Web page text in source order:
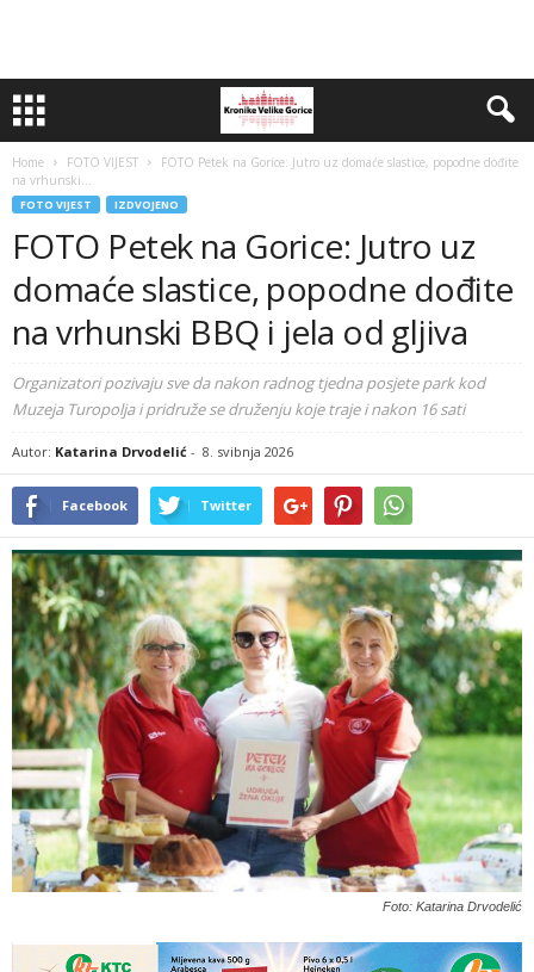
Home FOTO VIJEST
FOTO Petek na Gorice: Jutro uz domaće slastice, popodne dođite
na vrhunski...
FOTO VIJEST IZDVOJENO
FOTO Petek na Gorice: Jutro uz
domaće slastice, popodne dođite
na vrhunski BBQ i jela od gljiva
Organizatori pozivaju sve da nakon radnog tjedna posjete park kod
Muzeja Turopolja i pridruže se druženju koje traje i nakon 16 sati
Autor: Katarina Drvodelić - 8. svibnja 2026
Facebook Twitter
Foto: Katarina Drvodelić